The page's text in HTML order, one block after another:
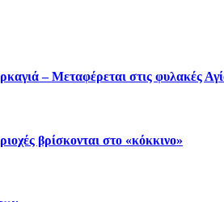
– Μεταφέρεται στις φυλακές
βρίσκονται στο «κόκκινο»